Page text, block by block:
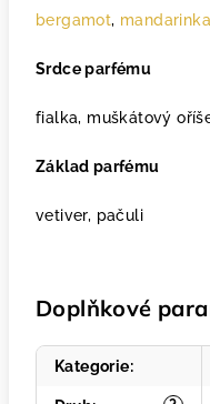
bergamot, mandarinka
Srdce parfému
fialka, muškátový
Základ parfému
vetiver, pačuli
Doplňkové
Kategorie: